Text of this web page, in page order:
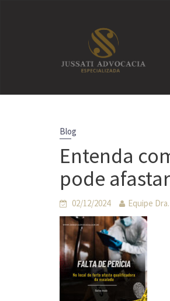
Blog
Entenda
pode
02/12/2024 Equipe